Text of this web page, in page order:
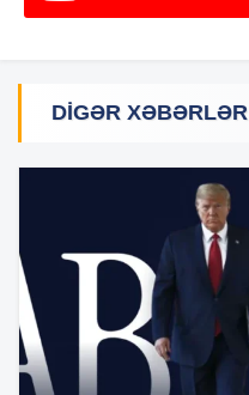
DIGƏR XƏBƏRLƏR